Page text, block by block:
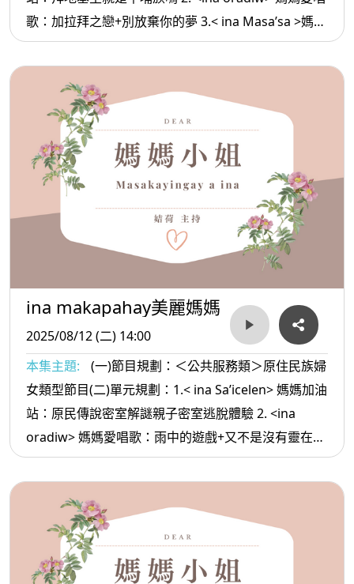
歌：加拉拜之戀+別放棄你的夢 3.< ina Masa’sa >媽媽
放輕鬆:阿美族年齡層命名的不同
ina makapahay美麗媽媽
2025/08/12 (二) 14:00
本集主題:
(一)節目規劃：＜公共服務類＞原住民族婦
女類型節目(二)單元規劃：1.< ina Sa’icelen> 媽媽加油
站：原民傳說密室解謎親子密室逃脫體驗 2. <ina
oradiw> 媽媽愛唱歌：雨中的遊戲+又不是沒有靈在看
你 3.< ina Masa’sa >媽媽放輕鬆:阿美族命名文化